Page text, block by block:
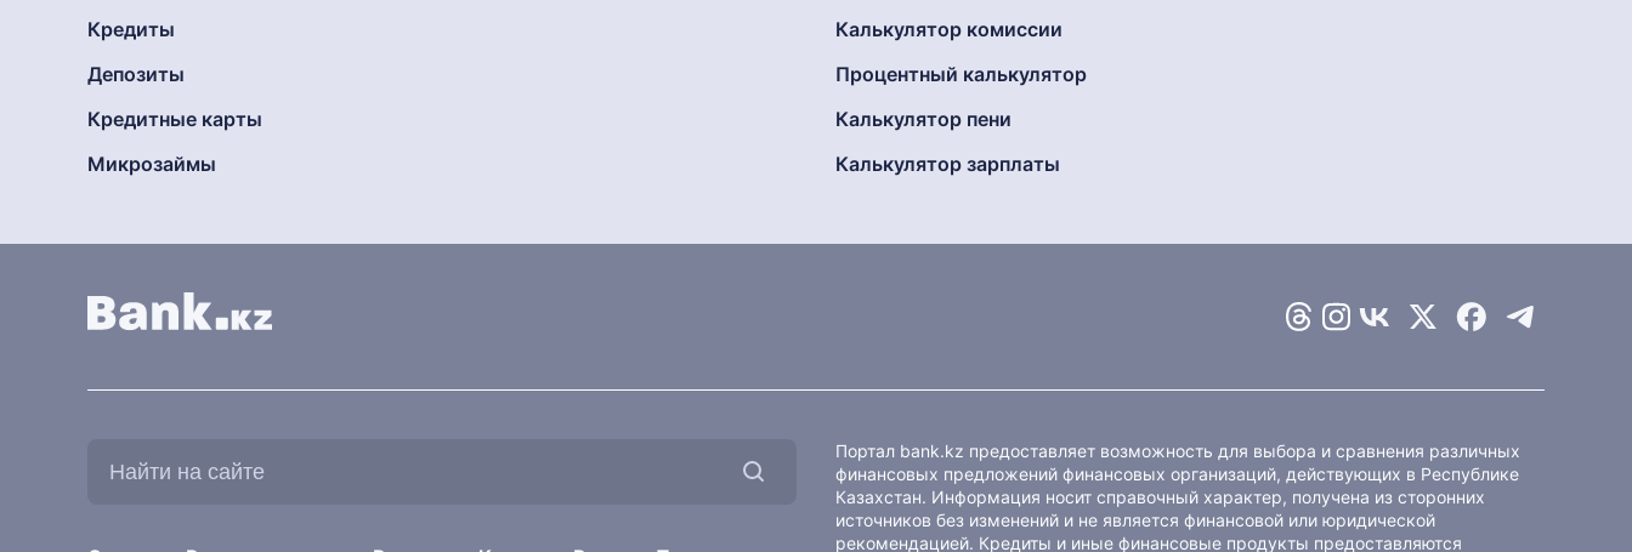
Кредиты
Депозиты
Кредитные карты
Микрозаймы
Калькулятор комиссии
Процентный калькулятор
Калькулятор пени
Калькулятор зарплаты
Портал bank.kz предоставляет возможность для выбора и сравнения различных
финансовых предложений финансовых организаций, действующих в Республике
Казахстан. Информация носит справочный характер, получена из сторонних
источников без изменений и не является финансовой или юридической
рекомендацией. Кредиты и иные финансовые продукты предоставляются